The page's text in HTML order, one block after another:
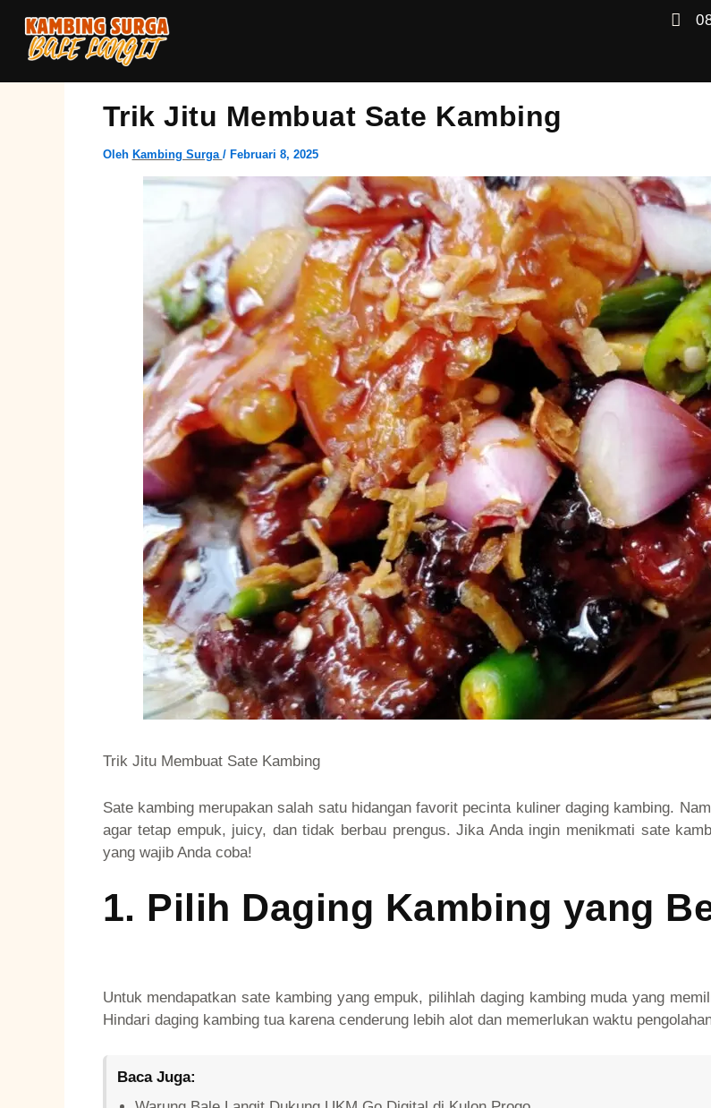
konten
Trik Jitu Membuat Sate Kambing
Oleh Kambing Surga / Februari 8, 2025
Trik Jitu Membuat Sate Kambing
Sate kambing merupakan salah satu hidangan favorit pecinta kuliner daging kambing.
agar tetap empuk, juicy, dan tidak berbau prengus. Jika Anda ingin menikmati sate
yang wajib Anda coba!
1. Pilih Daging Kambing yang
Untuk mendapatkan sate kambing yang empuk, pilihlah daging kambing muda yang
Hindari daging kambing tua karena cenderung lebih alot dan memerlukan waktu
Baca Juga: